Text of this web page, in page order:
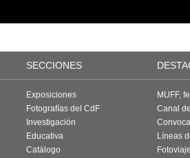
SECCIONES
Exposiciones
Fotografías del CdF
Investigación
Educativa
Catálogo
MUFF,
Canal
Líneas